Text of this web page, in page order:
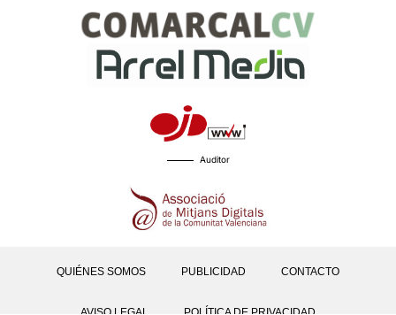
Auditor
QUIÉNES SOMOS PUBLICIDAD CONTACTO
AVISO LEGAL POLÍTICA DE PRIVACIDAD